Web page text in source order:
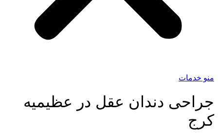
منو خدمات
جراحی دندان عقل در عظیمیه
کرج